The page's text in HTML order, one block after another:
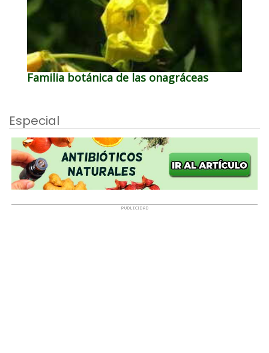
Familia botánica de las onagráceas
Especial